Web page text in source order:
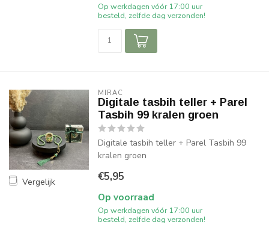
Op werkdagen vóór 17:00 uur
besteld, zelfde dag verzonden!
Vergelijk
MIRAC
Digitale tasbih teller + Parel
Tasbih 99 kralen groen
Digitale tasbih teller + Parel Tasbih 99
kralen groen
€5,95
Op voorraad
Op werkdagen vóór 17:00 uur
besteld, zelfde dag verzonden!